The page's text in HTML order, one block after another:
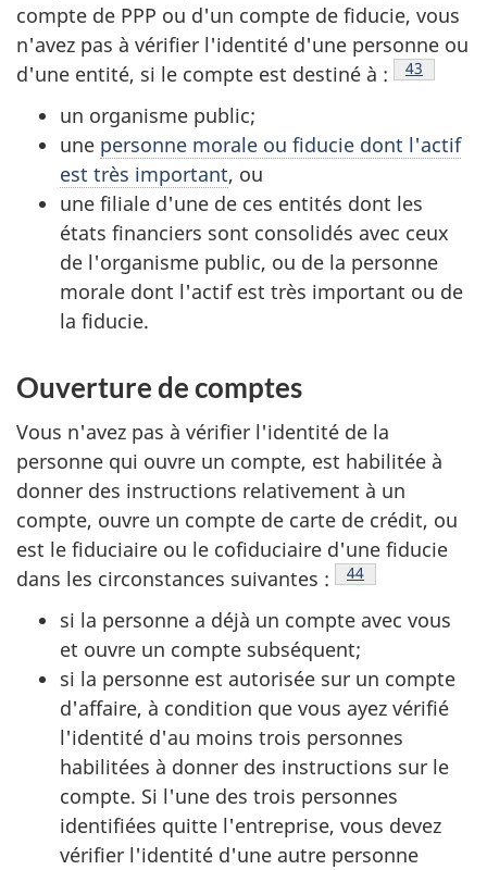
compte de PPP ou d'un compte de fiducie, vous
n'avez pas à vérifier l'identité d'une personne ou
d'une entité, si le compte est destiné à :
Note de
43
un organisme public;
une personne morale ou fiducie dont l'actif
est très important, ou
une filiale d'une de ces entités dont les
états financiers sont consolidés avec ceux
de l'organisme public, ou de la personne
morale dont l'actif est très important ou de
la fiducie.
Ouverture de comptes
Vous n'avez pas à vérifier l'identité de la
personne qui ouvre un compte, est habilitée à
donner des instructions relativement à un
compte, ouvre un compte de carte de crédit, ou
est le fiduciaire ou le cofiduciaire d'une fiducie
dans les circonstances suivantes :
Note de bas de
44
si la personne a déjà un compte avec vous
et ouvre un compte subséquent;
si la personne est autorisée sur un compte
d'affaire, à condition que vous ayez vérifié
l'identité d'au moins trois personnes
habilitées à donner des instructions sur le
compte. Si l'une des trois personnes
identifiées quitte l'entreprise, vous devez
vérifier l'identité d'une autre personne